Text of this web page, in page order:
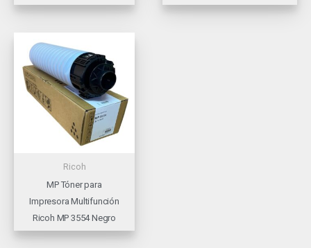
Ricoh
MP Tóner para
Impresora Multifunción
Ricoh MP 3554 Negro